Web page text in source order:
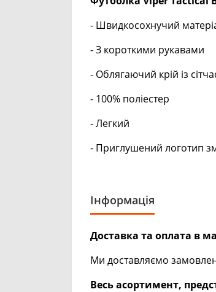
- Швидкосохнучий
- З короткими рукавами
- Облягаючий крій із
- 100% поліестер
- Легкий
- Приглушений логотип
Інформація
Доставка та оплата в
Ми доставляємо
Весь асортимент,